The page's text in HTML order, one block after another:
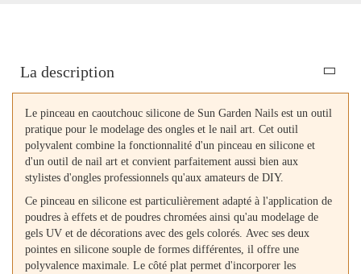
La description
Le pinceau en caoutchouc silicone de Sun Garden Nails est un outil
pratique pour le modelage des ongles et le nail art. Cet outil
polyvalent combine la fonctionnalité d'un pinceau en silicone et
d'un outil de nail art et convient parfaitement aussi bien aux
stylistes d'ongles professionnels qu'aux amateurs de DIY.
Ce pinceau en silicone est particulièrement adapté à l'application de
poudres à effets et de poudres chromées ainsi qu'au modelage de
gels UV et de décorations avec des gels colorés. Avec ses deux
pointes en silicone souple de formes différentes, il offre une
polyvalence maximale. Le côté plat permet d'incorporer les